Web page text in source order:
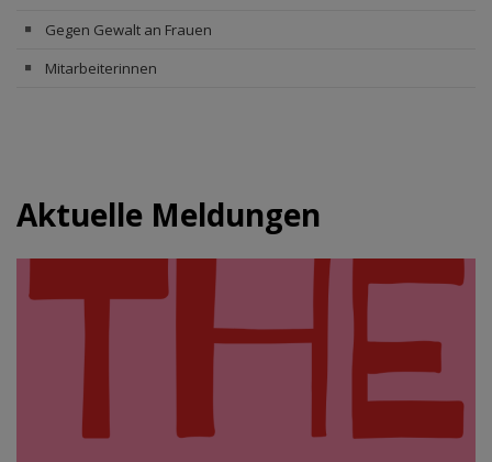
Gegen Gewalt an Frauen
Mitarbeiterinnen
Aktuelle Meldungen